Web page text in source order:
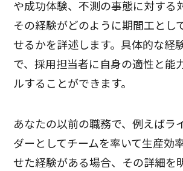
や成功体験、不測の事態に対する
その経験がどのように期間工とし
せるかを詳述します。具体的な経
で、採用担当者に自身の適性と能
ルすることができます。
あなたの以前の職務で、例えばラ
ダーとしてチームを率いて生産効
せた経験がある場合、その詳細を